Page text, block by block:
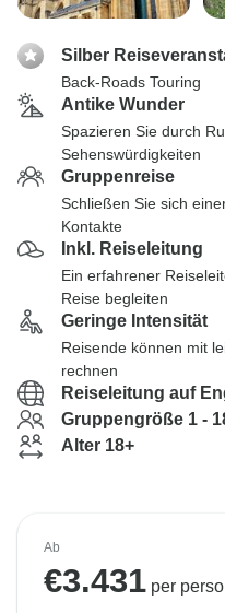
Silber
Back-Roads Touring
Antike Wunder
Spazieren Sie durch
Sehenswürdigkeiten
Gruppenreise
Schließen Sie sich
Kontakte
Inkl. Reiseleitung
Ein erfahrener
Reise begleiten
Geringe Intensität
Reisende können mit
rechnen
Reiseleitung auf
Gruppengröße 1 -
Alter 18+
Ab
€3.431 per